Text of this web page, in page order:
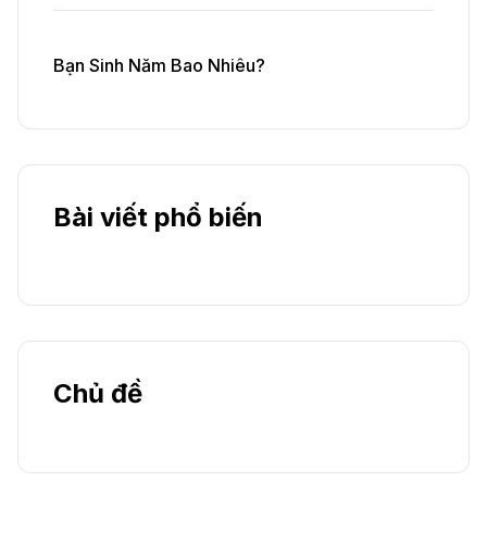
Bạn Sinh Năm Bao Nhiêu?
Bài viết phổ biến
Chủ đề